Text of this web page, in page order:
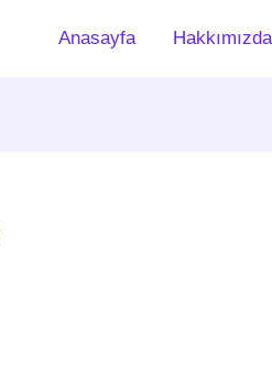
Anasayfa Hakkımızda